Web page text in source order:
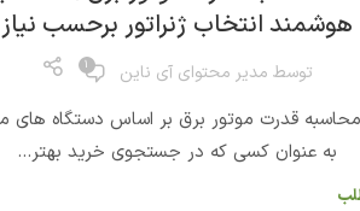
هوشمند انتخاب ژنراتور برحسب نیاز
توسط مدیر محتوای آی ناین 1
محاسبه قدرت موتور برق بر اساس دستگاه های
به عنوان کسی که در جستجوی خرید بهتر...